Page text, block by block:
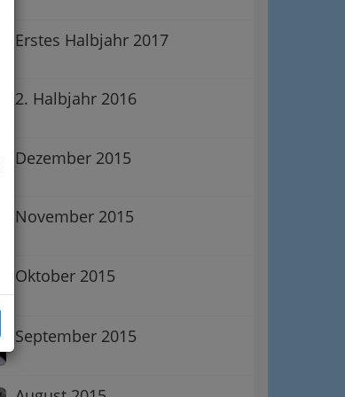
Erstes Halbjahr 2017
2. Halbjahr 2016
Dezember 2015
November 2015
Oktober 2015
September 2015